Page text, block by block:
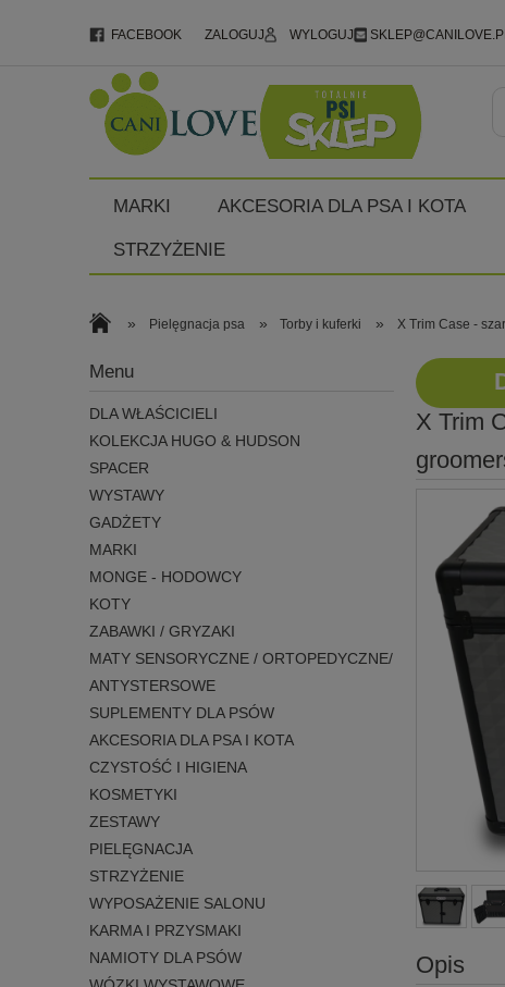
FACEBOOK WYLOGUJ
ZALOGUJ
MARKI AKCESORIA DLA PSA I KOTA
STRZYŻENIE
» Pielęgnacja psa » Torby i kuferki » X Trim Case -
Menu
DLA WŁAŚCICIELI
KOLEKCJA HUGO & HUDSON
SPACER
WYSTAWY
GADŻETY
MARKI
MONGE - HODOWCY
KOTY
ZABAWKI / GRYZAKI
MATY SENSORYCZNE / ORTOPEDYCZNE/
ANTYSTERSOWE
SUPLEMENTY DLA PSÓW
AKCESORIA DLA PSA I KOTA
CZYSTOŚĆ I HIGIENA
KOSMETYKI
ZESTAWY
PIELĘGNACJA
STRZYŻENIE
WYPOSAŻENIE SALONU
KARMA I PRZYSMAKI
NAMIOTY DLA PSÓW
X Trim
Opis